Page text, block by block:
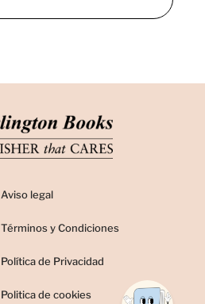
Aviso legal
Términos y Condiciones
Política de Privacidad
Politica de cookies